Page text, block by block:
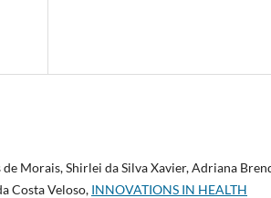
Morais, Shirlei da Silva Xavier, Adriana
Costa Veloso, INNOVATIONS IN HEALTH